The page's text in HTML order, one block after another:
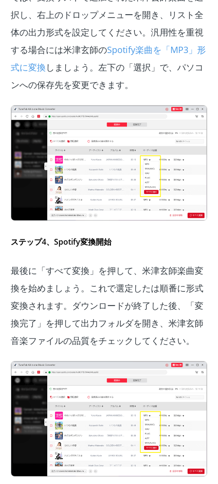
択し、右上のドロップメニューを開き、リスト全
体の出力形式を設定してください。汎用性を重視
する場合には米津玄師のSpotify楽曲を「MP3」形
式に変換 しましょう。左下の「選択」で、パソコ
ンへの保存先を変更できます。
ステップ4、Spotify変換開始
最後に「すべて変換」を押して、米津玄師楽曲変
換を始めましょう。これで選定したは順番に形式
変換されます。ダウンロードが終了した後、「変
換完了」を押して出力フォルダを開き、米津玄師
音楽ファイルの品質をチェックしてください。